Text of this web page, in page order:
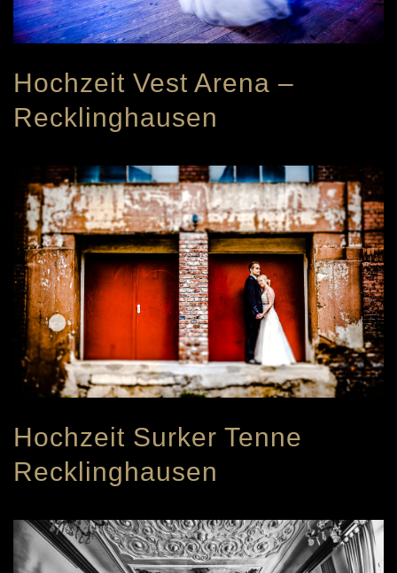
Hochzeit Vest Arena –
Recklinghausen
Hochzeit Surker Tenne
Recklinghausen